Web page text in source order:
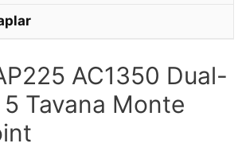
AC1350 Dual-
Tavana Monte